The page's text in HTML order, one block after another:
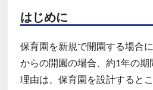
はじめに
保育園を新規で開園する場合
からの開園の場合、約1年の期
理由は、保育園を設計すると